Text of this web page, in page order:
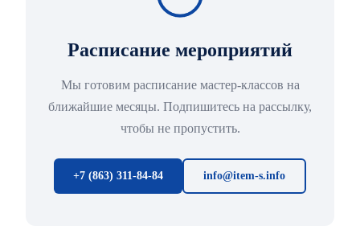
Расписание мероприятий
Мы готовим расписание мастер-классов на
ближайшие месяцы. Подпишитесь на рассылку,
чтобы не пропустить.
+7 (863) 311-84-84 info@item-s.info